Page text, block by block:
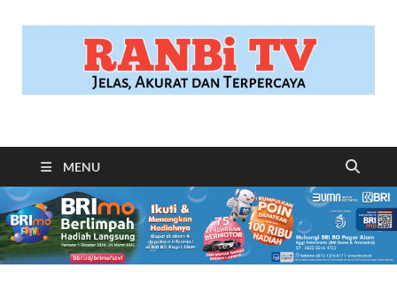
RANBITV.COM
MENU